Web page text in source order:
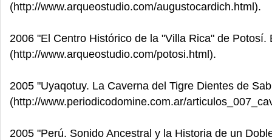
(http://www.arqueostudio.com/augustocardich.html).
2006 "El Centro Histórico de la "Villa Rica" de Potosí.
(http://www.arqueostudio.com/potosi.html).
2005 "Uyaqotuy. La Caverna del Tigre Dientes de
(http://www.periodicodomine.com.ar/
2005 "Perú. Sonido Ancestral y la Historia de un